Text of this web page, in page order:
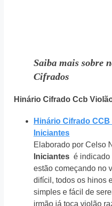
Saiba mais sobre
Cifrados
Hinário Cifrado Ccb
Hinário Cifrado CCB
Iniciantes
Elaborado por Celso
Iniciantes é indicado
estão começando no
difícil, todos os hinos
simples e fácil de
irmão já toca violão